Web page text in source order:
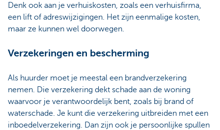
Denk ook aan je verhuiskosten, zoals een verhuisfirma,
een lift of adreswijzigingen. Het zijn eenmalige kosten,
maar ze kunnen wel doorwegen.
Verzekeringen en bescherming
Als huurder moet je meestal een brandverzekering
nemen. Die verzekering dekt schade aan de woning
waarvoor je verantwoordelijk bent, zoals bij brand of
waterschade. Je kunt die verzekering uitbreiden met een
inboedelverzekering. Dan zijn ook je persoonlijke spullen